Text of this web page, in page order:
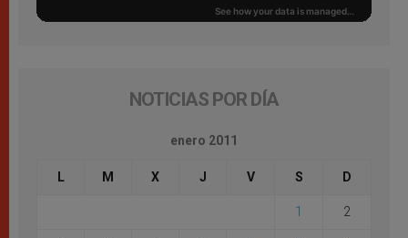
NOTICIAS POR DÍA
enero 2011
L M X J V S D
1 2